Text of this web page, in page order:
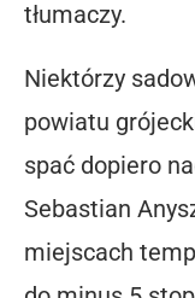
tłumaczy.
Niektórzy
powiatu
spać dopiero
Sebastian
miejscach